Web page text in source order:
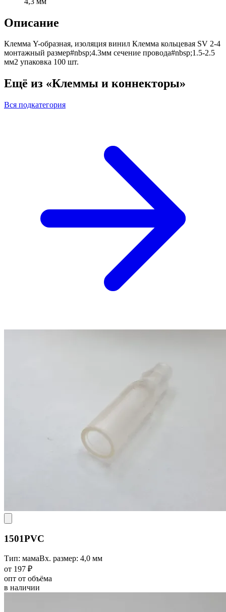
Описание
Клемма Y-образная, изоляция винил Клемма кольцевая SV 2-4
монтажный размер#nbsp;4.3мм сечение провода#nbsp;1.5-2.5
мм2 упаковка 100 шт.
Ещё из «Клеммы и коннекторы»
Вся подкатегория
1501PVC
Тип: мамаВх. размер: 4,0 мм
от 197 ₽
опт от объёма
в наличии